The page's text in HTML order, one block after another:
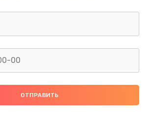
Заказать
капиллярной трубки
400 руб.